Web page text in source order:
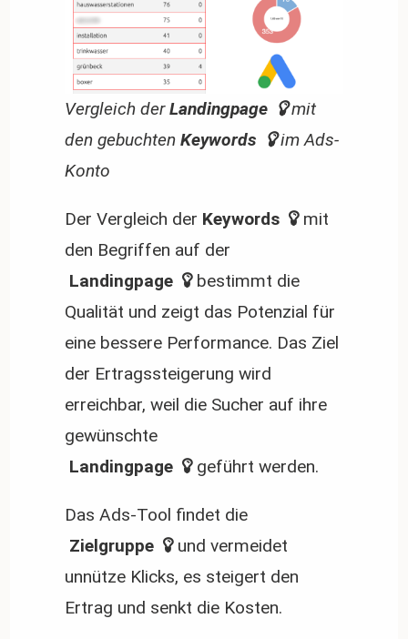
Vergleich der Landingpage
mit
den gebuchten Keywords
im Ads-
Konto
Der Vergleich der Keywords
mit
den Begriffen auf der
Landingpage
bestimmt die
Qualität und zeigt das Potenzial für
eine bessere Performance. Das Ziel
der Ertragssteigerung wird
erreichbar, weil die Sucher auf ihre
gewünschte
Landingpage
geführt werden.
Das Ads-Tool findet die
Zielgruppe
und vermeidet
unnütze Klicks, es steigert den
Ertrag und senkt die Kosten.